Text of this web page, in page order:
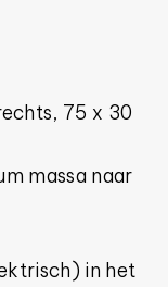
75 x 30
massa naar
in het